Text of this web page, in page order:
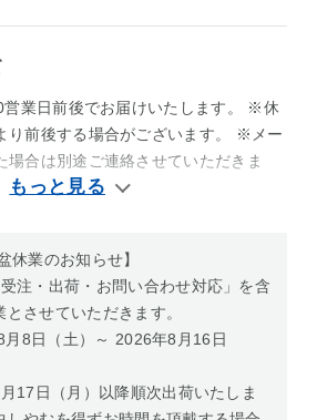
営業日前後でお届けいたします。 ※休
り前後する場合がございます。 ※メー
場合は別途ご連絡させていただきま
休業のお知らせ】
注・出荷・お問い合わせ対応」を含
させていただきます。
8日（土）～ 2026年8月16日
17日（月）以降順次出荷いたしま